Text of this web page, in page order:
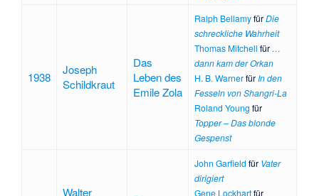
1938
Joseph
Schildkraut
Das
Leben des
Emile Zola
Ralph BellamyfürDie
schreckliche Wahrheit
Thomas Mitchell für …
dann kam der Orkan
H. B. Warnerfür In den
Fesseln von Shangri-La
Roland Young für
Topper – Das blonde
Gespenst
Walter
John Garfield für Vater
dirigiert
Gene Lockhartfür